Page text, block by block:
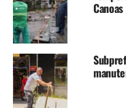
A SEGUIR UP
Quem deve procurar o
sociais criados para as
NÃO SE ESQUEÇA
Estação de água que
volta a funcionar